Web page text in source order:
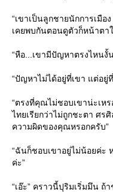
“เขาเป็นลูกชายนักการเมือ
เคยพบกันตอนดูตัวก็หน้าตา
“หือ...เขามีปัญหาตรงไหนงั้น
“ปัญหาไม่ได้อยู่ที่เขา แต่อยู่
“ตรงที่คุณไม่ชอบเขาน่ะเห
ไทยเรียกว่าไม่ถูกชะตา ศร
ความผิดของคุณหรอกครับ”
“ฉันก็ชอบเขาอยู่ไม่น้อยค่ะ
ค่ะ”
“เอ๊ะ” คราวนี้ปุริมเริ่มมึน